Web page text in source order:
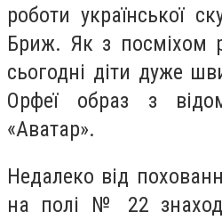
роботи української
Бриж. Як з посміхом
сьогодні діти дуже
Орфеї образ з
«Аватар».
Недалеко від
на полі № 22